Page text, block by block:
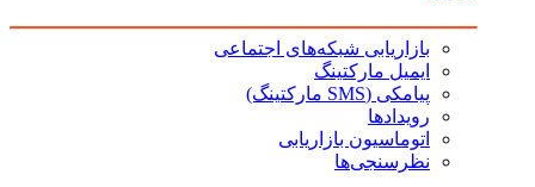
بازاریابی شبکه‌های اجتماعی
ایمیل مارکتینگ
پیامکی (SMS مارکتینگ)
رویدادها
اتوماسیون بازاریابی
نظرسنجی‌ها